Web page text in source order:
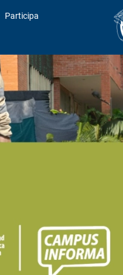
Participa